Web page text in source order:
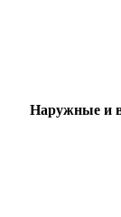
Наружные и